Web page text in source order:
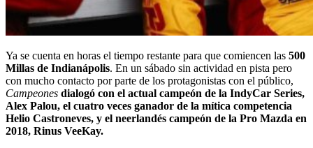
Ya se cuenta en horas el tiempo restante para que comiencen las 500
Millas de Indianápolis. En un sábado sin actividad en pista pero
con mucho contacto por parte de los protagonistas con el público,
Campeones dialogó con el actual campeón de la IndyCar Series,
Alex Palou, el cuatro veces ganador de la mítica competencia
Helio Castroneves, y el neerlandés campeón de la Pro Mazda en
2018, Rinus VeeKay.